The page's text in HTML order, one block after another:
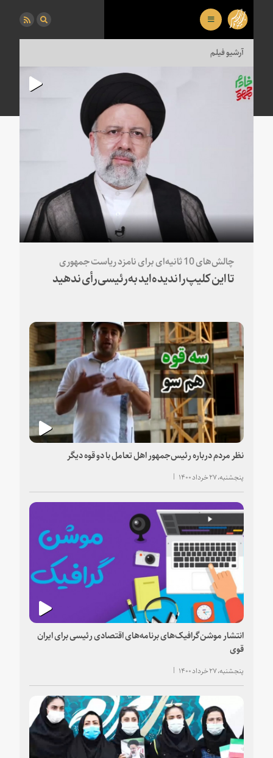
آرشیو فیلم
چالش‌های 10 ثانیه‌ای برای نامزد ریاست جمهوری
تا این کلیپ را ندیده‌اید به رئیسی رأی ندهید
نظر مردم درباره رئیس‌جمهور اهل تعامل با دو قوه دیگر
پنجشنبه، ۲۷ خرداد ۱۴۰۰
انتشار موشن‌گرافیک‌های برنامه‌های اقتصادی رئیسی برای ایران
قوی
پنجشنبه، ۲۷ خرداد ۱۴۰۰